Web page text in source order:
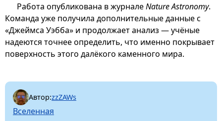
Работа опубликована в журналеNature Astronomy.
Команда уже получила дополнительные данные с
«Джеймса Уэбба» и продолжает анализ — учёные
надеются точнее определить, что именно покрывает
поверхность этого далёкого каменного мира.
Автор:zzZAWs
Вселенная